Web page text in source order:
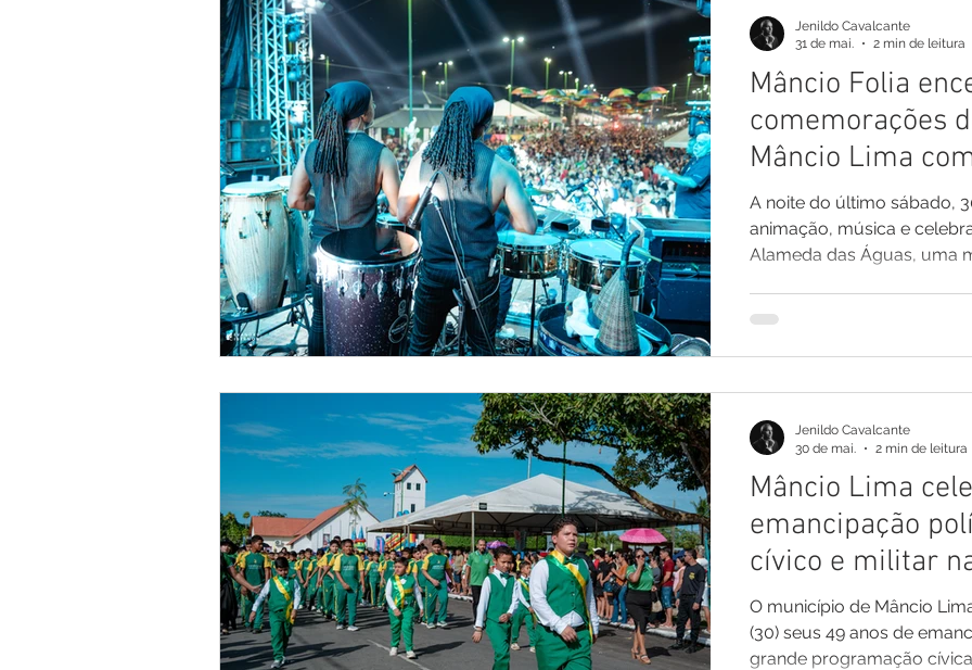
Mâncio Folia
comemorações
Mâncio Lima
show de Kiko
A noite do último sábado,
animação, música e
Alameda das Águas, uma
participação do público do
toda a cidade e atraíram visit
Jenildo Cavalcante
31 de mai.
2 min de leitura
Mâncio Lima
emancipação
cívico e militar
Sebastião
O município de Mâncio
(30) seus 49 anos de
grande programação
Jenildo Cavalcante
30 de mai.
2 min de leitura